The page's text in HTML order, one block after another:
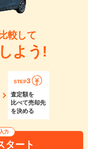
較して
よう!
STEP3
査定額を
比べて売却先
を決める
力
タート